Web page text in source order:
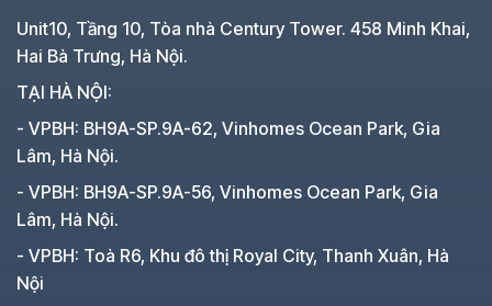
Unit10, Tầng 10, Tòa nhà Century Tower. 458 Minh Khai,
Hai Bà Trưng, Hà Nội.
TẠI HÀ NỘI:
- VPBH: BH9A-SP.9A-62, Vinhomes Ocean Park, Gia
Lâm, Hà Nội.
- VPBH: BH9A-SP.9A-56, Vinhomes Ocean Park, Gia
Lâm, Hà Nội.
- VPBH: Toà R6, Khu đô thị Royal City, Thanh Xuân, Hà
Nội